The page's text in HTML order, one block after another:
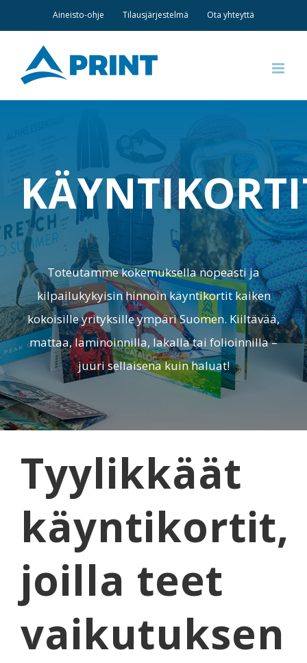
to
content
Aineisto-ohje Tilausjärjestelmä Ota yhteyttä
Toteutamme kokemuksella nopeasti ja
kilpailukykyisin hinnoin käyntikortit kaiken
kokoisille yrityksille ympäri Suomen. Kiiltävää,
mattaa, laminoinnilla, lakalla tai folioinnilla –
juuri sellaisena kuin haluat!
Tyylikkäät
käyntikortit,
joilla teet
vaikutuksen